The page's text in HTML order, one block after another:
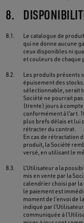
8.
8.1.
Le catalogue de
qui ne donne aucune
ceux disponibles ni
et couleurs de chaque
8.2.
Les produits présents
épuisement des
sélectionnable, serait
Société ne pourrait
(trente) jours à
conformément à l’art.
plus brefs délais et lui
rétracter du contrat.
En cas de rétractation
produit, la Société
versé, en utilisant le
8.3.
L’Utilisateur a la
mis en vente par la
calendrier choisi par la
le paiement est
moment de l’envoi de
indiqué par
communiquée à